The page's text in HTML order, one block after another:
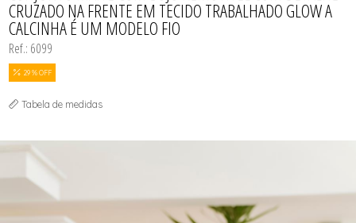
CRUZADO NA FRENTE EM TECIDO TRABALHADO GLOW A
CALCINHA É UM MODELO FIO
Ref.: 6099
29 % OFF
Tabela de medidas